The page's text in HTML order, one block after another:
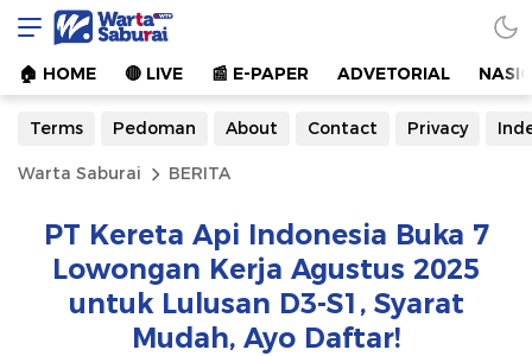
Warta Saburai
Sumber Informasi Terkini
🏠︎ HOME 🔴 LIVE 📰 E-PAPER ADVETORIAL
Terms Pedoman About Contact Privacy
Warta Saburai BERITA
PT Kereta Api Indonesia Buka 7
Lowongan Kerja Agustus 2025
untuk Lulusan D3-S1, Syarat
Mudah, Ayo Daftar!